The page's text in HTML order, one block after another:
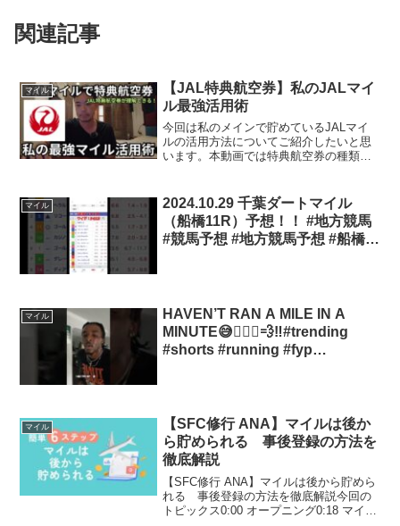
関連記事
マイル
【JAL特典航空券】私のJALマイ
ル最強活用術
今回は私のメインで貯めているJALマイ
ルの活用方法についてご紹介したいと思
います。本動画では特典航空券の種類を
ご紹介したく思います。是非ご覧くださ
い。#クレジットカード...
マイル
2024.10.29 千葉ダートマイル
（船橋11R）予想！！ #地方競馬
#競馬予想 #地方競馬予想 #船橋競
マイル
HAVEN’T RAN A MILE IN A
MINUTE😅🏃🏾‍♂️💨‼️#trending
#shorts #running #fyp
マイル
【SFC修行 ANA】マイルは後か
ら貯められる 事後登録の方法を
徹底解説
【SFC修行 ANA】マイルは後から貯めら
れる 事後登録の方法を徹底解説今回の
トピックス0:00 オープニング0:18 マイル